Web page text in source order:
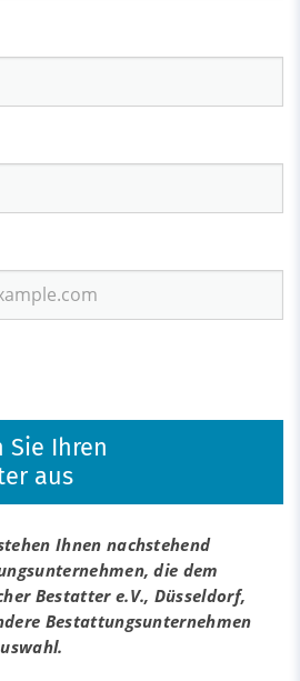
Sie Ihren
aus
Ihnen nachstehend
die dem
Bestatter e.V., Düsseldorf,
Bestattungsunternehmen